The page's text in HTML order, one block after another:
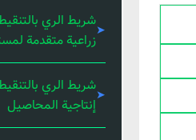
شريط الري
زراعية متقدمة
شريط الري
إنتاجية المحاصيل